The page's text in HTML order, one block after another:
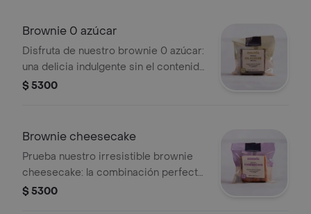
Brownie 0 azúcar
Disfruta de nuestro brownie 0 azúcar:
una delicia indulgente sin el contenido
de azúcar añadido, manteniendo todo
$ 5300
Brownie cheesecake
Prueba nuestro irresistible brownie
cheesecake: la combinación perfecta
entre el suave y dulce sabor del
$ 5300